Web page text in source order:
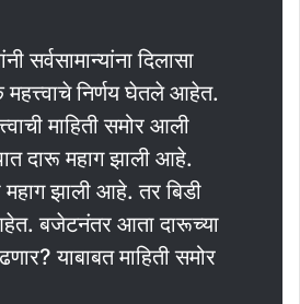
सर्वसामान्यांना दिलासा
महत्त्वाचे निर्णय घेतले आहेत.
माहिती समोर आली
दारू महाग झाली आहे.
महाग झाली आहे. तर बिडी
बजेटनंतर आता दारूच्या
याबाबत माहिती समोर